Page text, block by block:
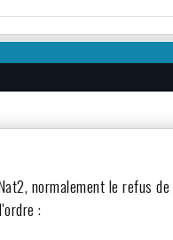
normalement le refus
: